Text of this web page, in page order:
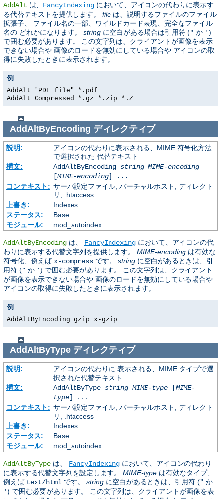
AddAlt は、 FancyIndexing において、アイコンの代わりに表示す
る代替テキストを提供します。 file は、説明するファイルのファイル
拡張子、 ファイル名の一部、ワイルドカード表現、完全なファイル
名の どれかになります。 string に空白がある場合は引用符 (" か ')
で囲む必要があります。 この文字列は、クライアントが画像を表示
できない場合や 画像のロードを無効にしている場合や アイコンの取
得に失敗したときに表示されます。
例
AddAlt "PDF file" *.pdf
AddAlt Compressed *.gz *.zip *.Z
AddAltByEncoding ディレクティブ
説明:
アイコンの代わりに表示される、MIME 符号化方法
で選択された 代替テキスト
構文:
AddAltByEncoding string MIME-encoding
[MIME-encoding] ...
コンテキスト: サーバ設定ファイル, バーチャルホスト, ディレクト
リ, .htaccess
上書き:
Indexes
ステータス:
Base
モジュール:
mod_autoindex
AddAltByEncoding は、 FancyIndexing において、アイコンの代
わりに表示する代替文字列を提供します。 MIME-encoding は有効な
符号化、例えば x-compress です。 string に空白があるときは、引
用符 (" か ') で囲む必要があります。 この文字列は、クライアント
が画像を表示できない場合や 画像のロードを無効にしている場合や
アイコンの取得に失敗したときに表示されます。
例
AddAltByEncoding gzip x-gzip
AddAltByTypeディレクティブ
説明:
アイコンの代わりに 表示される、MIME タイプで選
択された代替テキスト
構文:
AddAltByType string MIME-type[MIME-
type] ...
コンテキスト: サーバ設定ファイル, バーチャルホスト, ディレクト
リ, .htaccess
上書き:
Indexes
ステータス:
Base
モジュール:
mod_autoindex
AddAltByType は、 FancyIndexing において、アイコンの代わり
に表示する代替文字列を設定します。 MIME-type は有効なタイプ、
例えば text/html です。 string に空白があるときは、引用符 (" か
') で囲む必要があります。 この文字列は、クライアントが画像を表